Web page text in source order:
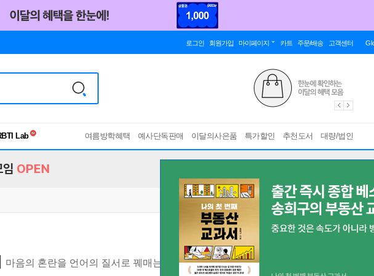
로그인 회원가입 마이페이지 카트 주문/배송 고객센터
Lab
서유형검사
여름방학혜택 예사단독판매 이달의사은품 특가할인 추천도서 대량/법인
OPEN
마음의 혼란을 언어의 질서로 꿰매는 감정 사전